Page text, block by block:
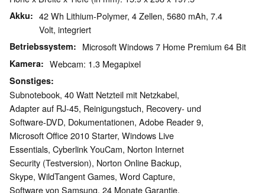
Akku
42 Wh Lithium-Polymer, 4 Zellen, 5680 mAh, 7.4
Volt, integriert
Betriebssystem Microsoft Windows 7 Home Premium 64 Bit
Kamera Webcam: 1.3 Megapixel
Sonstiges
Subnotebook, 40 Watt Netzteil mit Netzkabel,
Adapter auf RJ-45, Reinigungstuch, Recovery- und
Software-DVD, Dokumentationen, Adobe Reader 9,
Microsoft Office 2010 Starter, Windows Live
Essentials, Cyberlink YouCam, Norton Internet
Security (Testversion), Norton Online Backup,
Skype, WildTangent Games, Word Capture,
Software von Samsung, 24 Monate Garantie,